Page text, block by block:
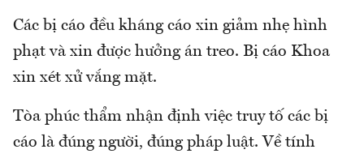
Các bị cáo đều kháng cáo xin giảm nhẹ hình
phạt và xin được hưởng án treo. Bị cáo Khoa
xin xét xử vắng mặt.
Tòa phúc thẩm nhận định việc truy tố các bị
cáo là đúng người, đúng pháp luật. Về tính